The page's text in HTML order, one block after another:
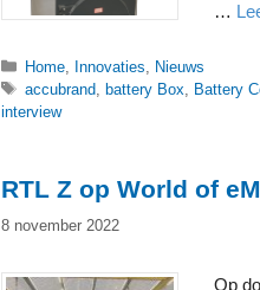
…
Categorieën
Home Innovaties
Nieuws
Tags
accubrand ,battery Box Battery
interview
RTL Z op World of
8 november 2022
Op